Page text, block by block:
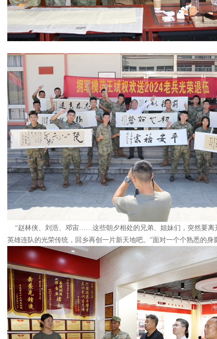
“赵林侠、刘浩、邓宙……这些朝夕相处的兄弟、姐妹们，突然要离
英雄连队的光荣传统，回乡再创一片新天地吧。”面对一个个熟悉的